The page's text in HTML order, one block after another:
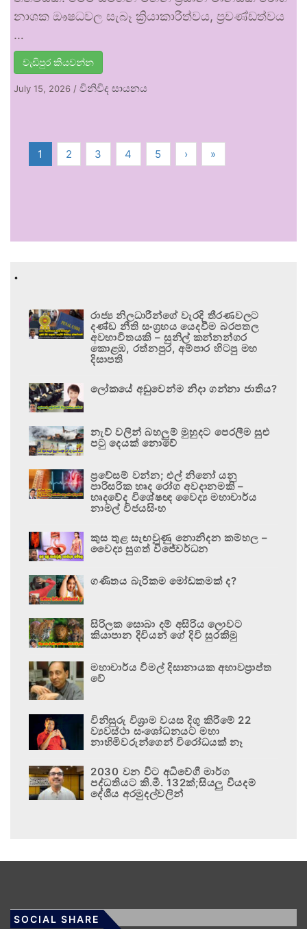
නාශක ඖෂධවල සැබෑ ක්‍රියාකාරීත්වය, ප්‍රචණ්ඩත්වය
…
වැඩිපුර කියවන්න
July 15, 2026 / විනිවිද සායනය
1 2 3 4 5 › »
.
රාජ්‍ය නිලධාරීන්ගේ වැරදි තීරණවලට
දණ්ඩ නීති සංග්‍රහය යෙදවීම බරපතල
අවභාවිතයකි – සුනිල් කන්නන්ගර
කොළඹ, රත්නපුර, අම්පාර හිටපු මහ
දිසාපති
ලෝකයේ අඩුවෙන්ම නිදා ගන්නා ජාතිය?
නැව් වලින් බහලුම් මුහුදට පෙරලීම සුළු
පටු දෙයක් නොවේ
ප්‍රවේසම් වන්න; එල් නිනෝ යනු
පාරිසරික හෘද රෝග අවදානමකි –
හෘදවේද විශේෂඥ වෛද්‍ය මහාචාර්ය
නාමල් විජයසිංහ
කුස තුළ සැඟවුණු නොනිදන කම්හල –
වෛද්‍ය සුගත් විජේවර්ධන
ගණිතය බැරිකම මෝඩකමක් ද?
සිරිලක සොබා දම් අසිරිය ලොවට
කියාපාන දිවියන් ගේ දිවි සුරකිමු
මහාචාර්ය විමල් දිසානායක අභාවප්‍රාප්ත
වේ
විනිසුරු විශ්‍රාම වයස දිගු කිරීමේ 22
ව්‍යවස්ථා සංශෝධනයට මහා
නාහිමිවරුන්ගෙන් විරෝධයක් නෑ
2030 වන විට අධිවේගී මාර්ග
පද්ධතියට කි.මී. 132ක්;සියලු වියදම්
දේශීය අරමුදල්වලින්
SOCIAL SHARE